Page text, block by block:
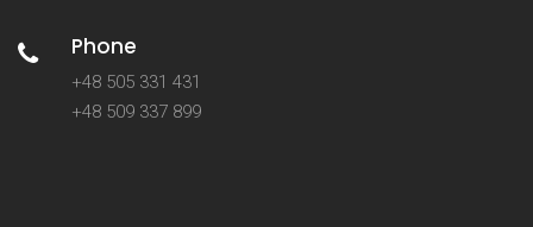
Phone
+48 505 331 431
+48 509 337 899